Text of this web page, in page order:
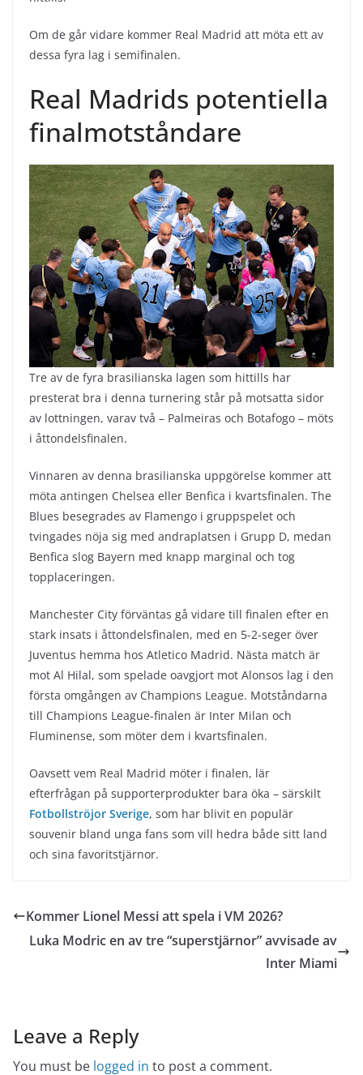
Om de går vidare kommer Real Madrid att möta ett av
dessa fyra lag i semifinalen.
Real Madrids potentiella
finalmotståndare
Tre av de fyra brasilianska lagen som hittills har
presterat bra i denna turnering står på motsatta sidor
av lottningen, varav två – Palmeiras och Botafogo – möts
i åttondelsfinalen.
Vinnaren av denna brasilianska uppgörelse kommer att
möta antingen Chelsea eller Benfica i kvartsfinalen. The
Blues besegrades av Flamengo i gruppspelet och
tvingades nöja sig med andraplatsen i Grupp D, medan
Benfica slog Bayern med knapp marginal och tog
topplaceringen.
Manchester City förväntas gå vidare till finalen efter en
stark insats i åttondelsfinalen, med en 5-2-seger över
Juventus hemma hos Atletico Madrid. Nästa match är
mot Al Hilal, som spelade oavgjort mot Alonsos lag i den
första omgången av Champions League. Motståndarna
till Champions League-finalen är Inter Milan och
Fluminense, som möter dem i kvartsfinalen.
Oavsett vem Real Madrid möter i finalen, lär
efterfrågan på supporterprodukter bara öka – särskilt
Fotbollströjor Sverige, som har blivit en populär
souvenir bland unga fans som vill hedra både sitt land
och sina favoritstjärnor.
Kommer Lionel Messi att spela i VM 2026?
Luka Modric en av tre “superstjärnor” avvisade av
Inter Miami
Leave a Reply
You must be logged in to post a comment.